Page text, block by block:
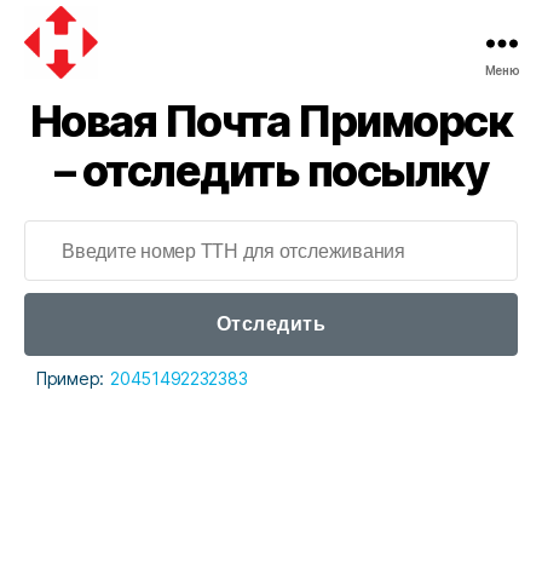
почта
Меню
Новая Почта Приморск
– отследить посылку
Отследить
Пример: 20451492232383